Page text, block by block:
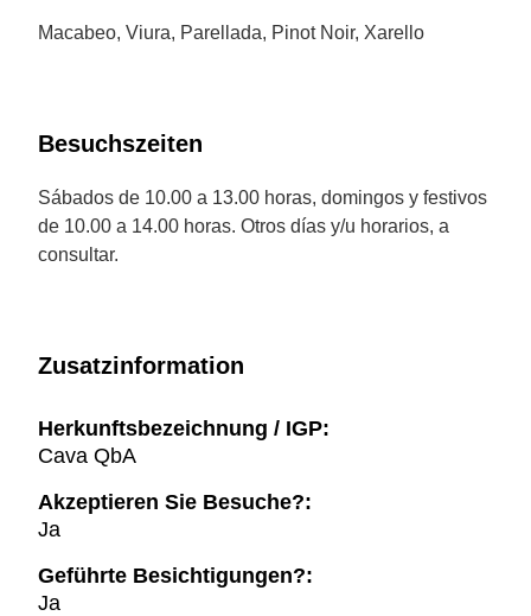
Macabeo, Viura, Parellada, Pinot Noir, Xarello
Besuchszeiten
Sábados de 10.00 a 13.00 horas, domingos y festivos
de 10.00 a 14.00 horas. Otros días y/u horarios, a
consultar.
Zusatzinformation
Herkunftsbezeichnung / IGP:
Cava QbA
Akzeptieren Sie Besuche?:
Ja
Geführte Besichtigungen?:
Ja